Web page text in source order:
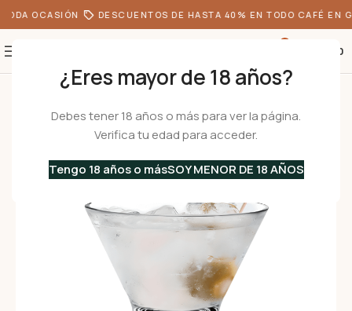
¿Eres mayor de 18 años?
Debes tener 18 años o más para ver la página.
Verifica tu edad para acceder.
Tengo 18 años o másSOY MENOR DE 18 AÑOS
OCASIÓN DESCUENTOS DE HASTA 40% EN TODO CAFÉ EN
0.00
V 225 MARTINI – Set 6 Vasos de licor